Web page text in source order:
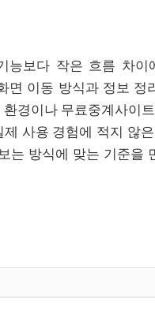
능보다 작은 흐름 차이
면 이동 방식과 정보 정
경이나 무료중계사이
사용 경험에 적지 않
는 방식에 맞는 기준을